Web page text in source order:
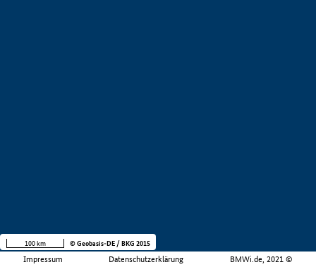
Impressum Datenschutzerklärung BMWi.de, 2021 ©
100 km © Geobasis-DE / BKG 2015